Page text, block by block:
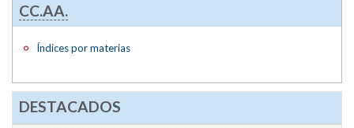
CC.AA.
Índices por materias
DESTACADOS